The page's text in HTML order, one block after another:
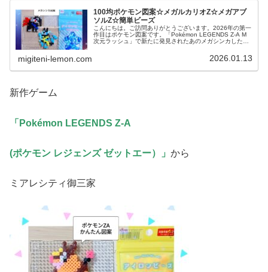
100均ポケモン図案☆メガルカリオZ☆メガアブ
ソルZ☆簡単ビーズ
こんにちは。ご訪問ありがとうございます。2026年の第一
作目はポケモン図案です。「Pokémon LEGENDS Z-A M
次元ラッシュ」で新たに発見されたあのメガシンカしたポ
migiteni-lemon.com 2026.01.13
新作ゲーム
「Pokémon LEGENDS Z-A
(ポケモン レジェンズ ゼットエー）」 から
ミアレシティ御三家